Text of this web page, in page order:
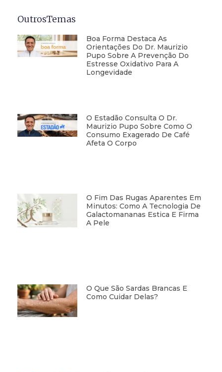
OutrosTemas
Boa Forma Destaca As
Orientações Do Dr. Maurizio
Pupo Sobre A Prevenção Do
Estresse Oxidativo Para A
Longevidade
O Estadão Consulta O Dr.
Maurizio Pupo Sobre Como O
Consumo Exagerado De Café
Afeta O Corpo
O Fim Das Rugas Aparentes Em
Minutos: Como A Tecnologia De
Galactomananas Estica E Firma
A Pele
O Que São Sardas Brancas E
Como Cuidar Delas?